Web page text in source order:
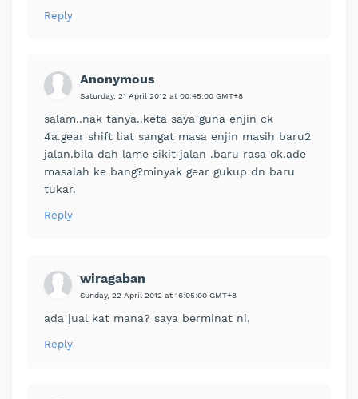
Reply
Anonymous
Saturday, 21 April 2012 at 00:45:00 GMT+8
salam..nak tanya..keta saya guna enjin ck
4a.gear shift liat sangat masa enjin masih baru2
jalan.bila dah lame sikit jalan .baru rasa ok.ade
masalah ke bang?minyak gear gukup dn baru
tukar.
Reply
wiragaban
Sunday, 22 April 2012 at 16:05:00 GMT+8
ada jual kat mana? saya berminat ni.
Reply